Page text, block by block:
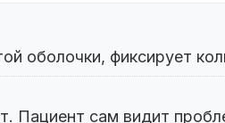
оболочки, фиксирует
Пациент сам видит